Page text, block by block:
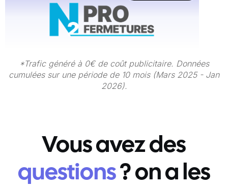
*Trafic généré à 0€ de coût publicitaire. Données
cumulées sur une période de 10 mois (Mars 2025 - Jan
2026).
Vous avez des
questions? on a les